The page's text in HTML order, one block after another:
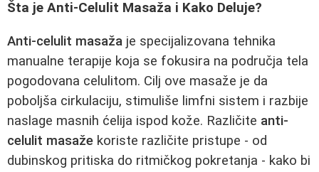
Šta je Anti-Celulit Masaža i Kako Deluje?
Anti-celulit masaža je specijalizovana tehnika
manualne terapije koja se fokusira na područja tela
pogodovana celulitom. Cilj ove masaže je da
poboljša cirkulaciju, stimuliše limfni sistem i razbije
naslage masnih ćelija ispod kože. Različite anti-
celulit masaže koriste različite pristupe - od
dubinskog pritiska do ritmičkog pokretanja - kako bi